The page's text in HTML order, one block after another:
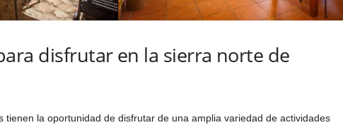
disfrutar en la sierra norte de
tienen la oportunidad de disfrutar de una amplia variedad de actividades